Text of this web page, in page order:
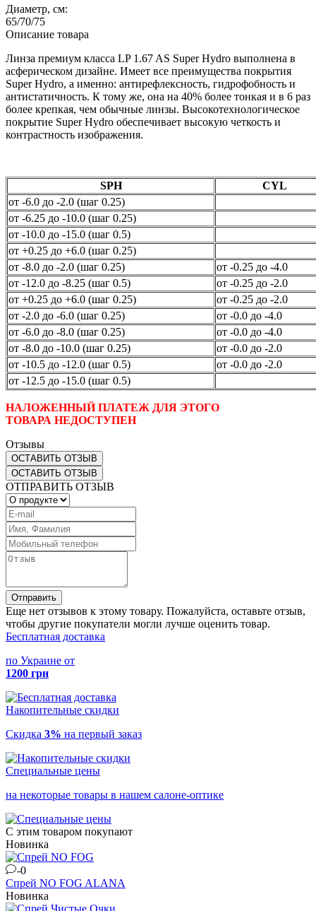
Диаметр, см:
65/70/75
Описание товара
Линза премиум класса LP 1.67 AS Super Hydro выполнена в
асферическом дизайне. Имеет все преимущества покрытия
Super Hydro, а именно: антирефлексность, гидрофобность и
антистатичность. К тому же, она на 40% более тонкая и в 6 раз
более крепкая, чем обычные линзы. Высокотехнологическое
покрытие Super Hydro обеспечивает высокую четкость и
контрастность изображения.
SPH
CYL
от -6.0 до -2.0 (шаг 0.25)
от -6.25 до -10.0 (шаг 0.25)
от -10.0 до -15.0 (шаг 0.5)
от +0.25 до +6.0 (шаг 0.25)
от -8.0 до -2.0 (шаг 0.25)
от -0.25 до -4.0
от -12.0 до -8.25 (шаг 0.5)
от -0.25 до -2.0
от +0.25 до +6.0 (шаг 0.25)
от -0.25 до -2.0
от -2.0 до -6.0 (шаг 0.25)
от -0.0 до -4.0
от -6.0 до -8.0 (шаг 0.25)
от -0.0 до -4.0
от -8.0 до -10.0 (шаг 0.25)
от -0.0 до -2.0
от -10.5 до -12.0 (шаг 0.5)
от -0.0 до -2.0
от -12.5 до -15.0 (шаг 0.5)
НАЛОЖЕННЫЙ ПЛАТЕЖ ДЛЯ ЭТОГО
ТОВАРА НЕДОСТУПЕН
Отзывы
ОСТАВИТЬ ОТЗЫВ
ОСТАВИТЬ ОТЗЫВ
ОТПРАВИТЬ ОТЗЫВ
Отправить
Еще нет отзывов к этому товару. Пожалуйста, оставьте отзыв,
чтобы другие покупатели могли лучше оценить товар.
Бесплатная доставка
по Украине от
1200 грн
Накопительные скидки
Скидка 3% на первый заказ
Специальные цены
на некоторые товары в нашем салоне-оптике
С этим товаром покупают
Новинка
-0
Спрей NO FOG ALANA
Новинка